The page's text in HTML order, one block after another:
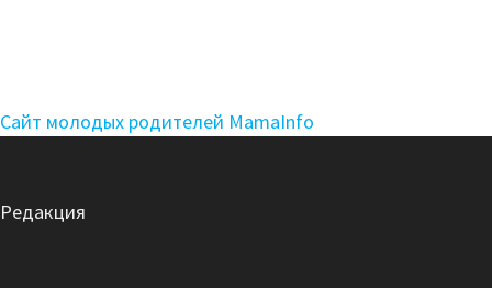
Сайт молодых родителей MamaInfo
Редакция